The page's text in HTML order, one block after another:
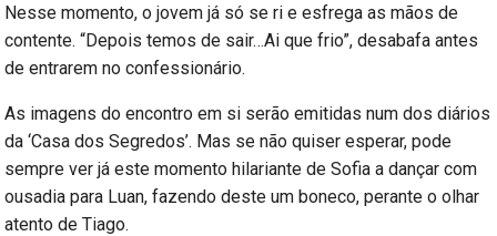
Nesse momento, o jovem já só se ri e esfrega as mãos de
contente. “Depois temos de sair…Ai que frio”, desabafa antes
de entrarem no confessionário.
As imagens do encontro em si serão emitidas num dos diários
da ‘Casa dos Segredos’. Mas se não quiser esperar, pode
sempre ver já este momento hilariante de Sofia a dançar com
ousadia para Luan, fazendo deste um boneco, perante o olhar
atento de Tiago.